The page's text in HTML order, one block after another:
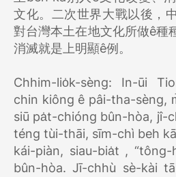
文化。二次世界大戰以後，
對台灣本土在地文化所做ê種
消滅就是上明顯ê例。
Chhim-lio̍k-sèng: In-ūi
chin kiông ê pâi-tha-sèng,
siū pa̍t-chióng bûn-hòa, jî-
téng tùi-thāi, sīm-chì beh
kái-piàn, siau-bia̍t ,
bûn-hòa. Jī-chhù sè-kài